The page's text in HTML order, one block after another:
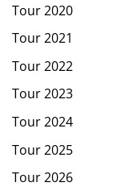
Tour 2020
Tour 2021
Tour 2022
Tour 2023
Tour 2024
Tour 2025
Tour 2026